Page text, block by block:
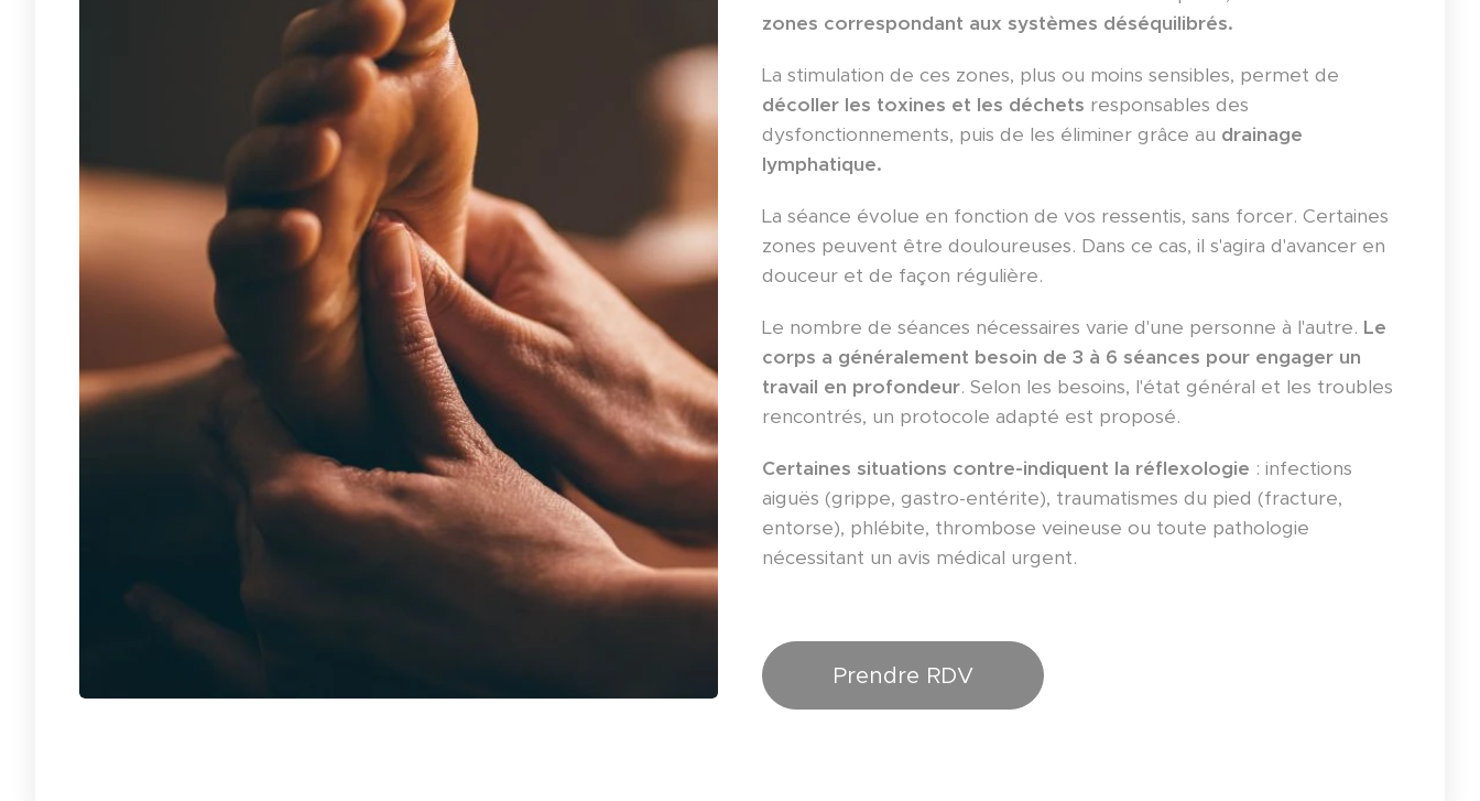
zones correspondant aux systèmes déséquilibrés.
La stimulation de ces zones, plus ou moins sensibles, permet de
décoller les toxines et les déchets responsables des
dysfonctionnements, puis de les éliminer grâce au drainage
lymphatique.
La séance évolue en fonction de vos ressentis, sans forcer. Certaines
zones peuvent être douloureuses. Dans ce cas, il s'agira d'avancer en
douceur et de façon régulière.
Le nombre de séances nécessaires varie d'une personne à l'autre. Le
corps a généralement besoin de 3 à 6 séances pour engager un
travail en profondeur. Selon les besoins, l'état général et les troubles
rencontrés, un protocole adapté est proposé.
Certaines situations contre-indiquent la réflexologie : infections
aiguës (grippe, gastro-entérite), traumatismes du pied (fracture,
entorse), phlébite, thrombose veineuse ou toute pathologie
nécessitant un avis médical urgent.
Prendre RDV